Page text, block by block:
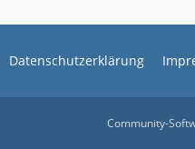
Datenschutzerklärung
Community-